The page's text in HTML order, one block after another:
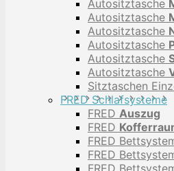
Autositztasche
Autositztasche
Autositztasche
Autositztasche
Autositztasche
Autositztasche
Sitztaschen
FRED Schlafsysteme
FRED Auszug
FRED
FRED
FRED
FRED